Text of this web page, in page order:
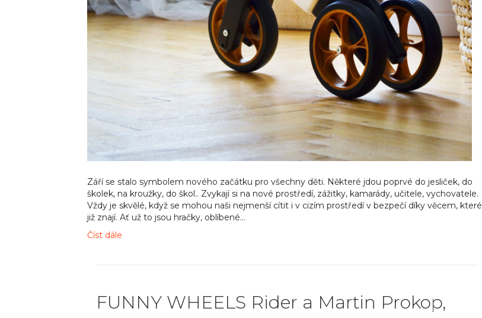
Září se stalo symbolem nového začátku pro všechny děti. Některé jdou poprvé do jesliček, do
školek, na kroužky, do škol.. Zvykají si na nové prostředí, zážitky, kamarády, učitele, vychovatele.
Vždy je skvělé, když se mohou naši nejmenší cítit i v cizím prostředí v bezpečí díky věcem, které
již znají. Ať už to jsou hračky, oblíbené…
Číst dále
FUNNY WHEELS Rider a Martin Prokop,